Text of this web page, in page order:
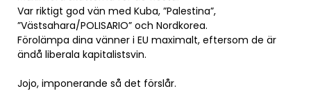
Var riktigt god vän med Kuba, ”Palestina”,
”Västsahara/POLISARIO” och Nordkorea.
Förolämpa dina vänner i EU maximalt, eftersom de är
ändå liberala kapitalistsvin.
Jojo, imponerande så det förslår.